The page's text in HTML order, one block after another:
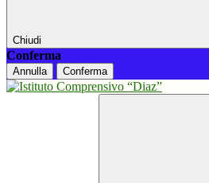
Chiudi
Conferma
Annulla Conferma